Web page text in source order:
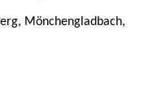
Mönchengladbach,